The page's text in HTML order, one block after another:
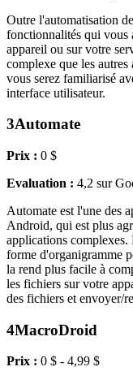
Outre l'automatisation
fonctionnalités qui vous
appareil ou sur votre
complexe que les
vous serez familiarisé
interface utilisateur.
3Automate
Prix : 0 $
Evaluation : 4,2 sur
Automate est l'une des
Android, qui est plus
applications complexes.
forme d'organigramme
la rend plus facile à
les fichiers sur votre
des fichiers et envoyer/
4MacroDroid
Prix : 0 $ - 4,99 $